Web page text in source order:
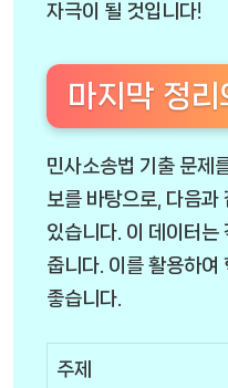
자극이 될 것입니다!
마지막 정
민사소송법 기출 문제
보를 바탕으로, 다음과
있습니다. 이 데이터는
줍니다. 이를 활용하여
좋습니다.
주제